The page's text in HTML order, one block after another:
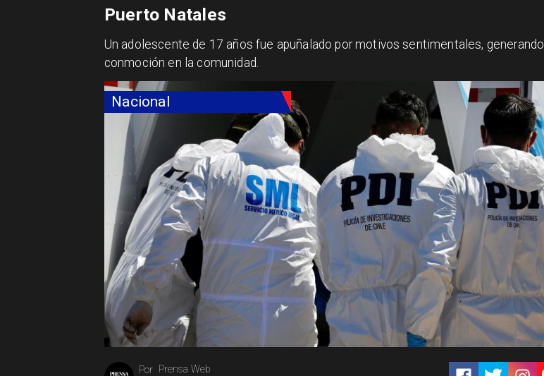
Nacional
Prensa Web
Por
Puerto Natales
Un adolescente de 17 años fue apuñalado por motivos sentimentales, generando
conmoción en la comunidad.